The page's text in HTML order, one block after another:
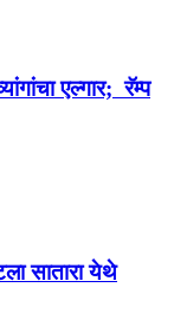
एल्गार; रॅम्प
सातारा येथे